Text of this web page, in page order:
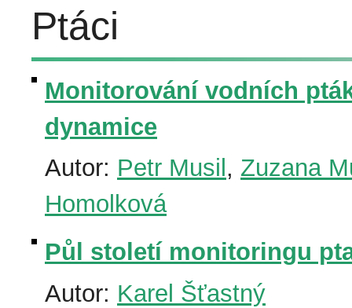
Ptáci
Monitorování vodních
dynamice
Autor: Petr Musil , Zuzana
Homolková
Půl století monitoringu
Autor: Karel Šťastný